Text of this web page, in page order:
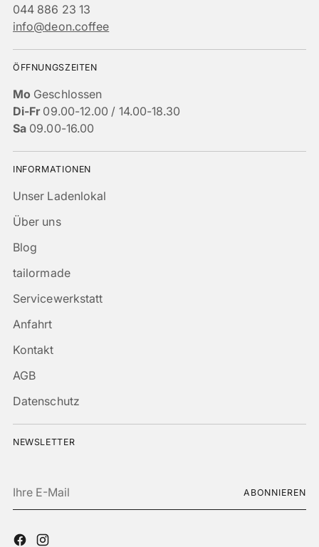
044 886 23 13
info@deon.coffee
ÖFFNUNGSZEITEN
Mo Geschlossen
Di-Fr09.00-12.00 / 14.00-18.30
Sa 09.00-16.00
INFORMATIONEN
Unser Ladenlokal
Über uns
Blog
tailormade
Servicewerkstatt
Anfahrt
Kontakt
AGB
Datenschutz
NEWSLETTER
E-
ABONNIEREN